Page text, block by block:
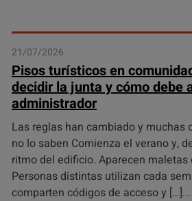
21/07/2026
Pisos turísticos en
decidir la junta y cómo debe
administrador
Las reglas han cambiado y muchas
no lo saben Comienza el verano y,
ritmo del edificio. Aparecen maletas
Personas distintas utilizan cada
comparten códigos de acceso y […]